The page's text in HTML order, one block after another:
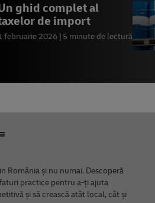
ghid complet al
de import
februarie 2026 5 minute de lectură
România și nu numai. Descoperă
practice pentru a-ți ajuta
și să crească atât local, cât și